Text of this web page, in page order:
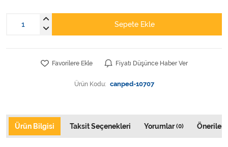
Sepete Ekle
Favorilere Ekle Fiyatı Düşünce Haber Ver
Ürün Kodu: canped-10707
Ürün Bilgisi Taksit Seçenekleri Yorumlar(0)